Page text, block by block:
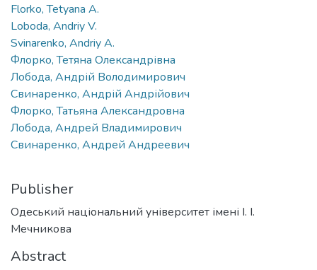
Florko, Tetyana A.
Loboda, Andriy V.
Svinarenko, Andriy A.
Флорко, Тетяна Олександрівна
Лобода, Андрій Володимирович
Свинаренко, Андрій Андрійович
Флорко, Татьяна Александровна
Лобода, Андрей Владимирович
Свинаренко, Андрей Андреевич
Publisher
Одеський національний університет імені І. І.
Мечникова
Abstract